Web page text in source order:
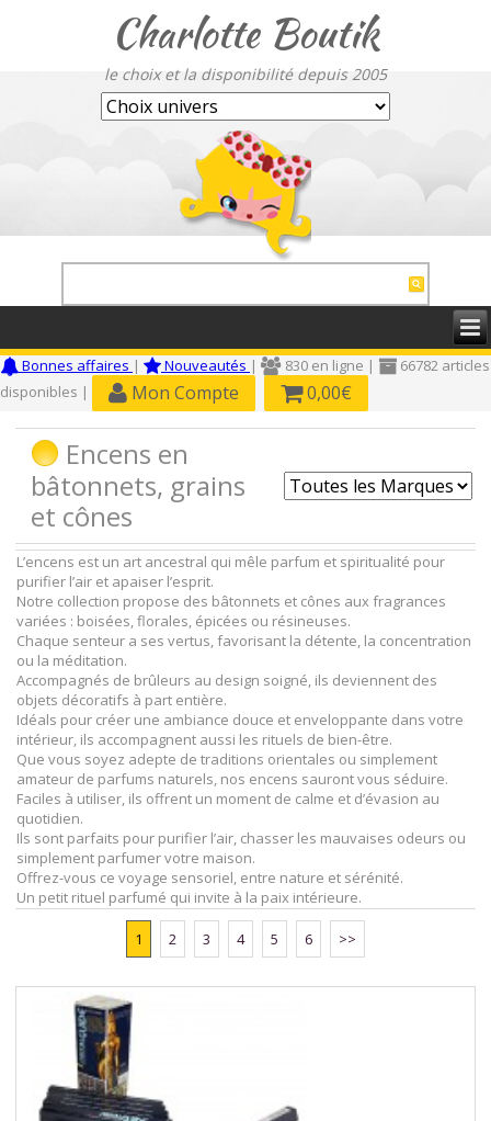
Charlotte Boutik
le choix et la disponibilité depuis 2005
Bonnes affaires | Nouveautés | 830 en ligne |
66782 articles
disponibles |
Mon Compte 0,00€
Encens en
bâtonnets, grains
et cônes
L’encens est un art ancestral qui mêle parfum et spiritualité pour
purifier l’air et apaiser l’esprit.
Notre collection propose des bâtonnets et cônes aux fragrances
variées : boisées, florales, épicées ou résineuses.
Chaque senteur a ses vertus, favorisant la détente, la concentration
ou la méditation.
Accompagnés de brûleurs au design soigné, ils deviennent des
objets décoratifs à part entière.
Idéals pour créer une ambiance douce et enveloppante dans votre
intérieur, ils accompagnent aussi les rituels de bien-être.
Que vous soyez adepte de traditions orientales ou simplement
amateur de parfums naturels, nos encens sauront vous séduire.
Faciles à utiliser, ils offrent un moment de calme et d’évasion au
quotidien.
Ils sont parfaits pour purifier l’air, chasser les mauvaises odeurs ou
simplement parfumer votre maison.
Offrez-vous ce voyage sensoriel, entre nature et sérénité.
Un petit rituel parfumé qui invite à la paix intérieure.
1 2 3 4 5 6 >>